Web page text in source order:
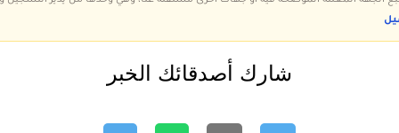
شارك أصدقائك الخبر